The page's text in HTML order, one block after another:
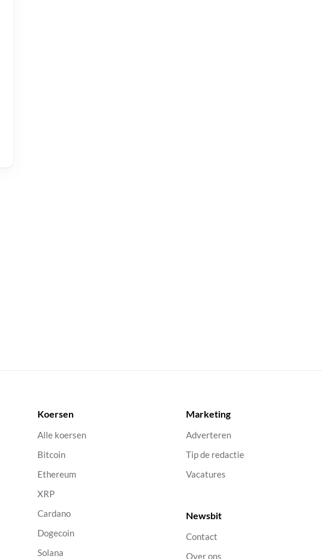
Koersen
Alle koersen
Bitcoin
Ethereum
XRP
Cardano
Dogecoin
Solana
Marketing
Adverteren
Tip de redactie
Vacatures
Newsbit
Contact
Over ons